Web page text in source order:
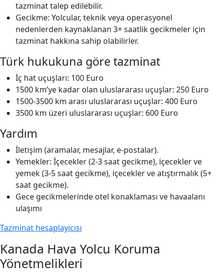
tazminat talep edilebilir.
Gecikme: Yolcular, teknik veya operasyonel
nedenlerden kaynaklanan 3+ saatlik gecikmeler için
tazminat hakkına sahip olabilirler.
Türk hukukuna göre tazminat
İç hat uçuşları: 100 Euro
1500 km’ye kadar olan uluslararası uçuşlar: 250 Euro
1500-3500 km arası uluslararası uçuşlar: 400 Euro
3500 km üzeri uluslararası uçuşlar: 600 Euro
Yardım
İletişim (aramalar, mesajlar, e-postalar).
Yemekler: İçecekler (2-3 saat gecikme), içecekler ve
yemek (3-5 saat gecikme), içecekler ve atıştırmalık (5+
saat gecikme).
Gece gecikmelerinde otel konaklaması ve havaalanı
ulaşımı
Tazminat hesaplayıcısı
Kanada Hava Yolcu Koruma
Yönetmelikleri